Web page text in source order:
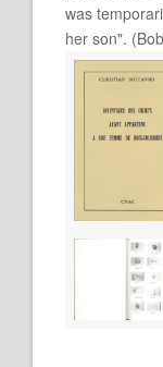
was
her son".